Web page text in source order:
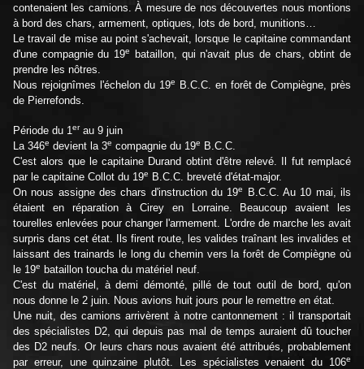
contenaient les camions. À mesure de nos découvertes nous montions
à bord des chars, armement, optiques, lots de bord, munitions…
Le travail de mise au point s'achevait, lorsque le capitaine commandant
d'une compagnie du 19e
bataillon, qui n'avait plus de chars, obtint de
prendre les nôtres.
Nous rejoignîmes l'échelon du 19e
B.C.C. en forêt de Compiègne, près
de Pierrefonds.
Période du 1erau 9 juin
La 346e devient la 3e compagnie du 19e
B.C.C.
C'est alors que le capitaine Durand obtint d'être relevé. Il fut remplacé
par le capitaine Collot du 19e
B.C.C. breveté d'état-major.
On nous assigne des chars d'instruction du 19e
B.C.C. Au 10 mai, ils
étaient en réparation à Cirey en Lorraine. Beaucoup avaient les
tourelles enlevées pour changer l'armement. L'ordre de marche les avait
surpris dans cet état. Ils firent route, les valides traînant les invalides et
laissant des trainards le long du chemin vers la forêt de Compiègne où
le 19e
bataillon toucha du matériel neuf.
C'est du matériel, à demi démonté, pillé de tout outil de bord, qu'on
nous donne le 2 juin. Nous avions huit jours pour le remettre en état.
Une nuit, des camions arrivèrent à notre cantonnement : il transportait
des spécialistes D2, qui depuis pas mal de temps auraient dû toucher
des D2 neufs. Or leurs chars nous avaient été attribués, probablement
par erreur, une quinzaine plutôt. Les spécialistes venaient du 106e